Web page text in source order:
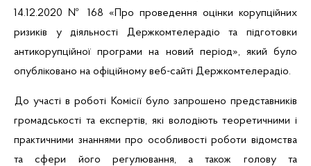
14.12.2020 № 168 «Про проведення оцінки корупційних
ризиків у діяльності Держкомтелерадіо та підготовки
антикорупційної програми на новий період», який було
опубліковано на офіційному веб-сайті Держкомтелерадіо.
До участі в роботі Комісії було запрошено представників
громадськості та експертів, які володіють теоретичними і
практичними знаннями про особливості роботи відомства
та сфери його регулювання, а також голову та